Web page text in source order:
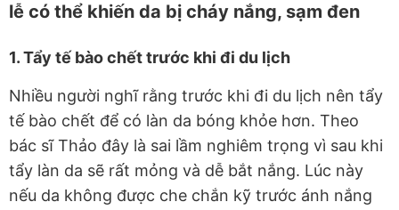
lễ có thể khiến da bị cháy nắng, sạm đen
1. Tẩy tế bào chết trước khi đi du lịch
Nhiều người nghĩ rằng trước khi đi du lịch nên tẩy
tế bào chết để có làn da bóng khỏe hơn. Theo
bác sĩ Thảo đây là sai lầm nghiêm trọng vì sau khi
tẩy làn da sẽ rất mỏng và dễ bắt nắng. Lúc này
nếu da không được che chắn kỹ trước ánh nắng